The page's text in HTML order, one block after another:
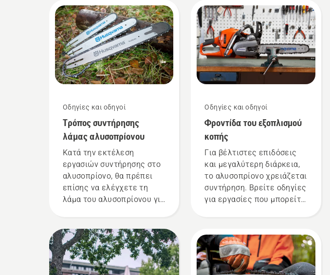
Οδηγίες και οδηγοί
Τρόπος συντήρησης
λάμας αλυσοπρίονου
Κατά την εκτέλεση
εργασιών συντήρησης στο
αλυσοπρίονο, θα πρέπει
επίσης να ελέγχετε τη
λάμα του αλυσοπρίονου για
αντικατάσταση.
Οδηγίες και οδηγοί
Φροντίδα του εξοπλισμού
κοπής
Για βέλτιστες επιδόσεις
και μεγαλύτερη διάρκεια,
το αλυσοπρίονο χρειάζεται
συντήρηση. Βρείτε οδηγίες
για εργασίες που μπορείτε